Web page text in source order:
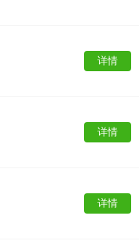
详情
详情
详情